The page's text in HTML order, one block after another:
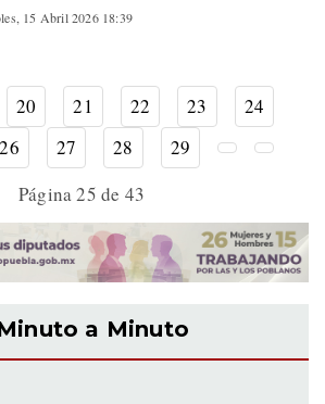
15 Abril 2026 18:39
20 21 22 23
24
26 27 28
29
Página 25 de 43
a Minuto